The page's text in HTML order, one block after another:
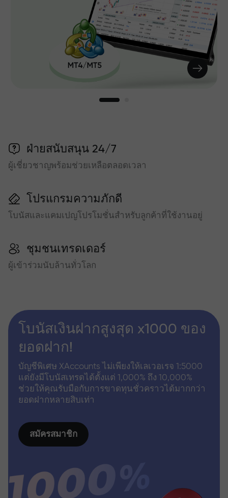
ฝ่ายสนับสนุน 24/7
ผู้เชี่ยวชาญพร้อมช่วยเหลือตลอดเวลา
โปรแกรมความภักดี
โบนัสและแคมเปญโปรโมชั่นสำหรับลูกค้าที่ใช้งานอยู่
ชุมชนเทรดเดอร์
ผู้เข้าร่วมนับล้านทั่วโลก
โบนัสเงินฝากสูงสุด x1000 ของ
ยอดฝาก!
บัญชีพิเศษ XAccounts ไม่เพียงให้เลเวอเรจ 1:5000
แต่ยังมีโบนัสเทรดได้ตั้งแต่ 1,000% ถึง 10,000%
ช่วยให้คุณรับมือกับการขาดทุนชั่วคราวได้มากกว่า
ยอดฝากหลายสิบเท่า
สมัครสมาชิก